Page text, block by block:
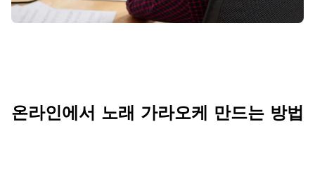
온라인에서 노래 가라오케 만드는 방법